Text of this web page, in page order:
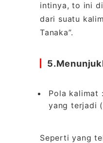
intinya, to ini
dari suatu
Tanaka”.
5.
Pola kalimat
yang terjadi
Seperti yang